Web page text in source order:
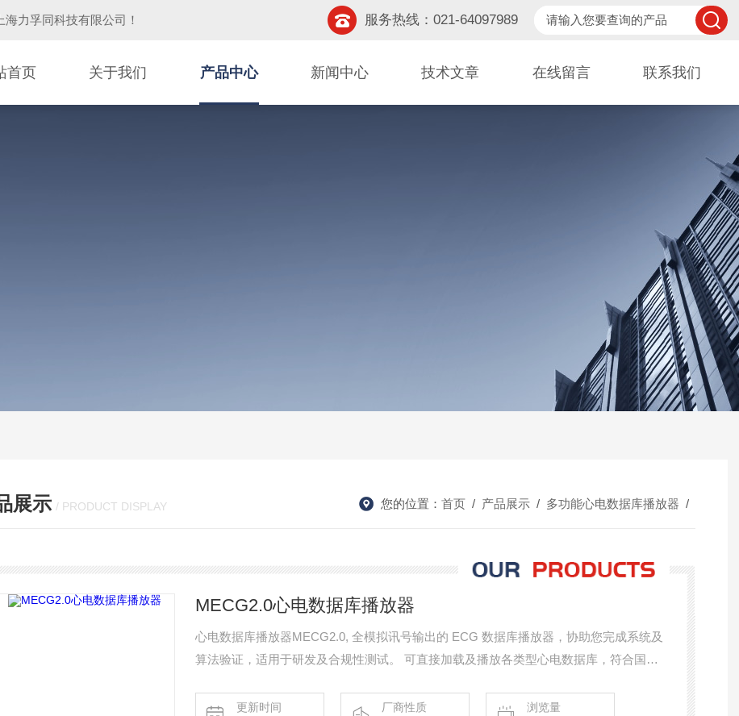
上海力孚同科技有限公司 ！ 服务热线：021-64097989
首页 关于我们 产品中心 新闻中心 技术文章 在线留言 联系我们
展示 / PRODUCT DISPLAY 您的位置： 首页 / 产品展示 / 多功能心电数据库播放器 /
MECG2.0心电数据库播放器
心电数据库播放器MECG2.0, 全模拟讯号输出的 ECG 数据库播放器，协助您完成系统及
算法验证，适用于研发及合规性测试。 可直接加载及播放各类型心电数据库，符合国际
YY0885 更新时间
厂商性质
浏览量